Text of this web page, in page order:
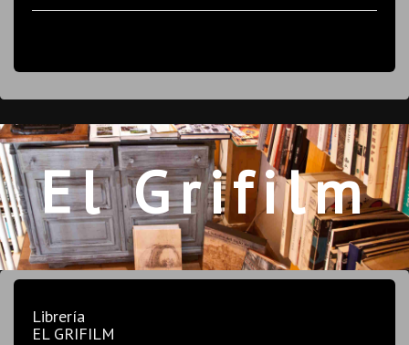
El Grifilm
Librería
EL GRIFILM